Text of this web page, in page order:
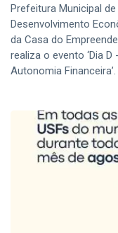
Prefeitura Municipal
Desenvolvimento
da Casa do
realiza o evento ‘Dia
Autonomia Financeira’.